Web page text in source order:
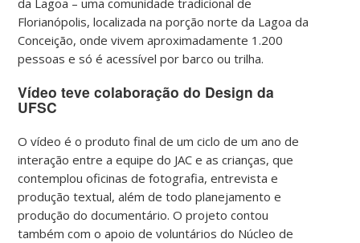
Florianópolis, localizada na porção norte da Lagoa da
Conceição, onde vivem aproximadamente 1.200
pessoas e só é acessível por barco ou trilha.
Vídeo teve colaboração do Design da
UFSC
O vídeo é o produto final de um ciclo de um ano de
interação entre a equipe do JAC e as crianças, que
contemplou oficinas de fotografia, entrevista e
produção textual, além de todo planejamento e
produção do documentário. O projeto contou
também com o apoio de voluntários do Núcleo de